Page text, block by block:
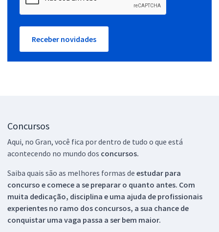
Receber novidades
Concursos
Aqui, no Gran, você fica por dentro de tudo o que está
acontecendo no mundo dos concursos.
Saiba quais são as melhores formas de estudar para
concurso e comece a se preparar o quanto antes. Com
muita dedicação, disciplina e uma ajuda de profissionais
experientes no ramo dos concursos, a sua chance de
conquistar uma vaga passa a ser bem maior.